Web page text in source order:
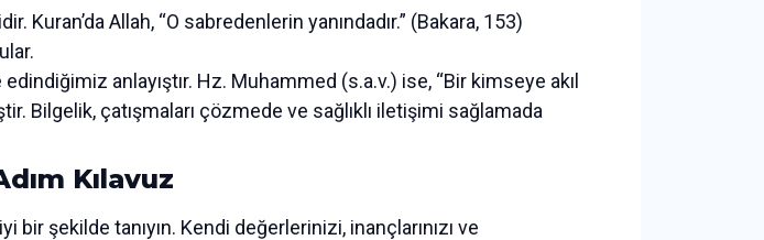
Kuran’da Allah, “O sabredenlerin yanındadır.” (Bakara, 153)
anlayıştır. Hz. Muhammed (s.a.v.) ise, “Bir kimseye akıl
Bilgelik, çatışmaları çözmede ve sağlıklı iletişimi sağlamada
Kılavuz
bir şekilde tanıyın. Kendi değerlerinizi, inançlarınızı ve